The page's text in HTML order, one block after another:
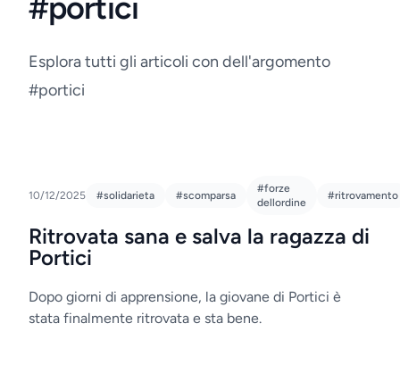
Esplora tutti gli articoli con dell'argomento
#portici
10/12/2025 #solidarieta #scomparsa
#forze
dellordine
#ritrovamento
Ritrovata sana e salva la ragazza di
Portici
Dopo giorni di apprensione, la giovane di Portici è
stata finalmente ritrovata e sta bene.